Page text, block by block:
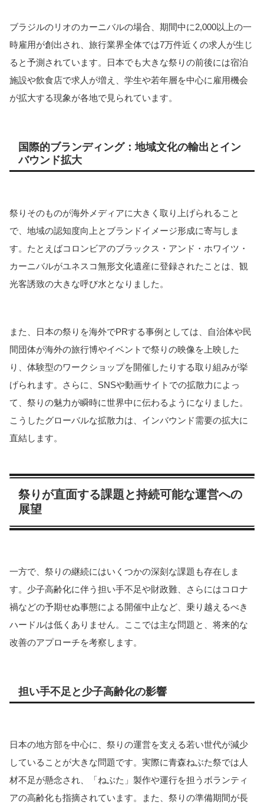
ブラジルのリオのカーニバルの場合、期間中に2,000以上の一
時雇用が創出され、旅行業界全体では7万件近くの求人が生じ
ると予測されています。日本でも大きな祭りの前後には宿泊
施設や飲食店で求人が増え、学生や若年層を中心に雇用機会
が拡大する現象が各地で見られています。
国際的ブランディング：地域文化の輸出とイン
バウンド拡大
祭りそのものが海外メディアに大きく取り上げられること
で、地域の認知度向上とブランドイメージ形成に寄与しま
す。たとえばコロンビアのブラックス・アンド・ホワイツ・
カーニバルがユネスコ無形文化遺産に登録されたことは、観
光客誘致の大きな呼び水となりました。
また、日本の祭りを海外でPRする事例としては、自治体や民
間団体が海外の旅行博やイベントで祭りの映像を上映した
り、体験型のワークショップを開催したりする取り組みが挙
げられます。さらに、SNSや動画サイトでの拡散力によっ
て、祭りの魅力が瞬時に世界中に伝わるようになりました。
こうしたグローバルな拡散力は、インバウンド需要の拡大に
直結します。
祭りが直面する課題と持続可能な運営への
展望
一方で、祭りの継続にはいくつかの深刻な課題も存在しま
す。少子高齢化に伴う担い手不足や財政難、さらにはコロナ
禍などの予期せぬ事態による開催中止など、乗り越えるべき
ハードルは低くありません。ここでは主な問題と、将来的な
改善のアプローチを考察します。
担い手不足と少子高齢化の影響
日本の地方部を中心に、祭りの運営を支える若い世代が減少
していることが大きな問題です。実際に青森ねぶた祭では人
材不足が懸念され、「ねぶた」製作や運行を担うボランティ
アの高齢化も指摘されています。また、祭りの準備期間が長